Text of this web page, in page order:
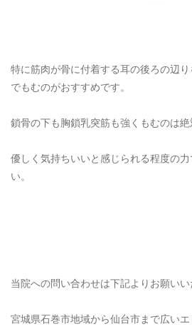
特に筋肉が骨に付着する耳の後ろの辺
でもむのがおすすめです。
鎖骨の下も胸鎖乳突筋も強くもむのは絶
優しく気持ちいいと感じられる程度の
い。
当院への問い合わせは下記よりお願いい
宮城県石巻市地域から仙台市まで広い